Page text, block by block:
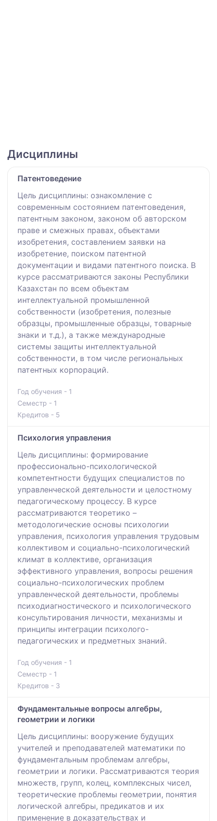
Дисциплины
Патентоведение
Цель дисциплины: ознакомление с
современным состоянием патентоведения,
патентным законом, законом об авторском
праве и смежных правах, объектами
изобретения, составлением заявки на
изобретение, поиском патентной
документации и видами патентного поиска. В
курсе рассматриваются законы Республики
Казахстан по всем объектам
интеллектуальной промышленной
собственности (изобретения, полезные
образцы, промышленные образцы, товарные
знаки и т.д.), а также международные
системы защиты интеллектуальной
собственности, в том числе региональных
патентных корпораций.
Год обучения - 1
Семестр - 1
Кредитов - 5
Психология управления
Цель дисциплины: формирование
профессионально-психологической
компетентности будущих специалистов по
управленческой деятельности и целостному
педагогическому процессу. В курсе
рассматриваются теоретико –
методологические основы психологии
управления, психология управления трудовым
коллективом и социально-психологический
климат в коллективе, организация
эффективного управления, вопросы решения
социально-психологических проблем
управленческой деятельности, проблемы
психодиагностического и психологического
консультирования личности, механизмы и
принципы интеграции психолого-
педагогических и предметных знаний.
Год обучения - 1
Семестр - 1
Кредитов - 3
Фундаментальные вопросы алгебры,
геометрии и логики
Цель дисциплины: вооружение будущих
учителей и преподавателей математики по
фундаментальным проблемам алгебры,
геометрии и логики. Рассматриваются теория
множеств, групп, колец, комплексных чисел,
теоретические проблемы геометрии, понятия
логической алгебры, предикатов и их
применение в доказательствах и